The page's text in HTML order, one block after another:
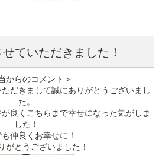
ていただきました！
からのコメント＞
だきまして誠にありがとうございまし
た。
良くこちらまで幸せになった気がしま
した！
仲良くお幸せに！
がとうございました！